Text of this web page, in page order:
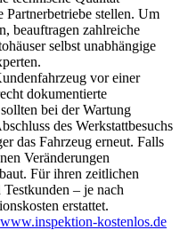
Partnerbetriebe stellen. Um
beauftragen zahlreiche
selbst unabhängige
vor einer
dokumentierte
bei der Wartung
des Werkstattbesuchs
das Fahrzeug erneut. Falls
Veränderungen
Für ihren zeitlichen
– je nach
erstattet.
www.inspektion-kostenlos.de